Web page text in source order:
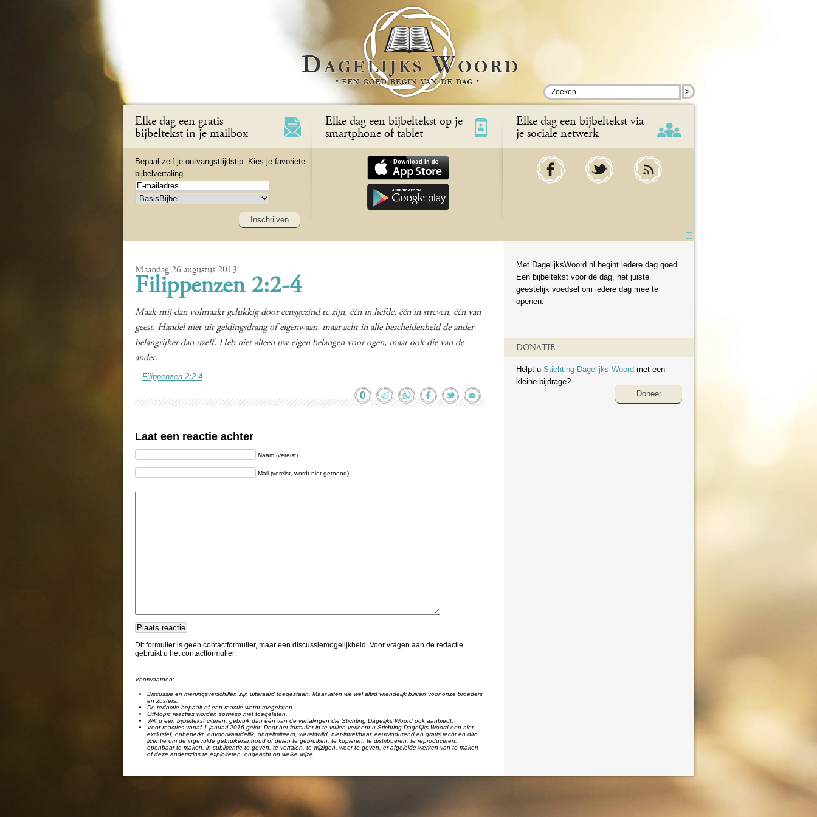
>
Elke dag een gratis
bijbeltekst in je mailbox
Bepaal zelf je ontvangsttijdstip. Kies je favoriete
bijbelvertaling.
Inschrijven
Elke dag een bijbeltekst op je
smartphone of tablet
Elke dag een bijbeltekst via
je sociale netwerk
Maandag 26 augustus 2013
Filippenzen 2:2-4
Maak mij dan volmaakt gelukkig door eensgezind te zijn, één in liefde, één in streven, één van
geest. Handel niet uit geldingsdrang of eigenwaan, maar acht in alle bescheidenheid de ander
belangrijker dan uzelf. Heb niet alleen uw eigen belangen voor ogen, maar ook die van de
ander.
-- Filippenzen 2:2-4
0
Laat een reactie achter
Naam (vereist)
Mail (vereist, wordt niet getoond)
Dit formulier is geen contactformulier, maar een discussiemogelijkheid. Voor vragen aan de redactie
gebruikt u het contactformulier.
Voorwaarden:
Discussie en meningsverschillen zijn uiteraard toegestaan. Maar laten we wel altijd vriendelijk blijven voor onze broeders
en zusters.
De redactie bepaalt of een reactie wordt toegelaten.
Off-topic reacties worden sowieso niet toegelaten.
Wilt u een bijbeltekst citeren, gebruik dan één van de vertalingen die Stichting Dagelijks Woord ook aanbiedt.
Voor reacties vanaf 1 januari 2016 geldt: Door het formulier in te vullen verleent u Stichting Dagelijks Woord een niet-
exclusief, onbeperkt, onvoorwaardelijk, ongelimiteerd, wereldwijd, niet-intrekbaar, eeuwigdurend en gratis recht en dito
licentie om de ingevulde gebruikersinhoud of delen te gebruiken, te kopiëren, te distribueren, te reproduceren,
openbaar te maken, in sublicentie te geven, te vertalen, te wijzigen, weer te geven, er afgeleide werken van te maken
of deze anderszins te exploiteren, ongeacht op welke wijze.
Met DagelijksWoord.nl begint iedere dag goed.
Een bijbeltekst voor de dag, het juiste
geestelijk voedsel om iedere dag mee te
openen.
DONATIE
Helpt u Stichting Dagelijks Woord met een
kleine bijdrage?
Doneer